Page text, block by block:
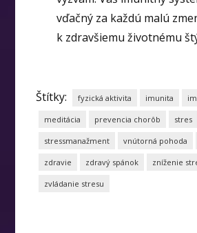
vďačný za každú malú
k zdravšiemu životnému
Štítky: fyzická aktivita imunita
meditácia prevencia chorôb stres
stressmanažment vnútorná pohoda
zdravie zdravý spánok zníženie
zvládanie stresu